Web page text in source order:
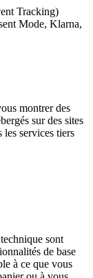
Tracking)
Mode, Klarna,
montrer des
sur des sites
services tiers
sont
de base
à ce que vous